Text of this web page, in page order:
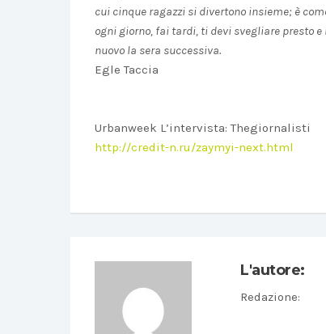
cui cinque ragazzi si divertono insieme; è
ogni giorno, fai tardi, ti devi svegliare presto
nuovo la sera successiva.
Egle Taccia
Urbanweek L’intervista: Thegiornalisti
http://credit-n.ru/zaymyi-next.html
L'autore:
Redazione: